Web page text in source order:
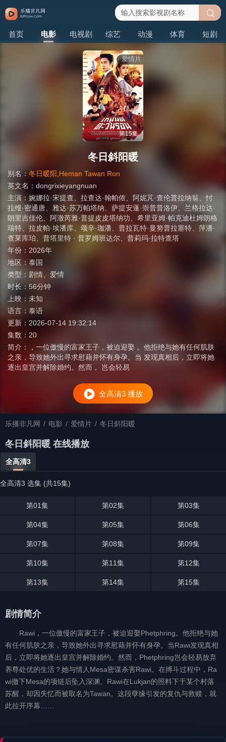
首页 电影 电视剧 综艺 动漫 体育 短剧
搜
爱情片
第15集
冬日斜阳暖
别名： 冬日暖阳,Heman Tawan Ron
英文名： dongrixieyangnuan
主演： 婉娜拉·宋提查 拉查达·翰帕侬 阿妮芃·查伦普拉纳翁 、忖
拉维·密通唐
雅达·苏万帕塔纳 萨提安蓬·崇普普洛伊
兰格拉达·
朗里吉佳伦
阿澈芮雅·普提皮皮塔纳功
希里亚姆·帕克迪杜姆朗格
瑞特
拉皮帕·埃潘库 颂辛·珈潘 普拉瓦特·曼努普拉塞特
萍潘·
查莱库珀
普塔里特 · 普罗姆班达尔
普莉玛·拉特查塔
年份： 2026年
地区： 泰国
类型： 剧情
爱情
时长： 56分钟
上映： 未知
语言： 泰语
更新： 2026-07-14 19:32:14
集数： 20
简介：
，一位傲慢的富家王子，被迫迎娶 。他拒绝与她有任何肌肤
之亲，导致她外出寻求慰藉并怀有身孕。当 发现真相后，立即将她
逐出皇宫并解除婚约。然而， 岂会轻易
全高清3 播放
乐播非凡网 / 电影 / 爱情片 / 冬日斜阳暖
冬日斜阳暖 在线播放
全高清3
全高清3 选集 (共15集)
第01集 第02集 第03集
第04集 第05集 第06集
第07集 第08集 第09集
第10集 第11集 第12集
第13集 第14集 第15集
剧情简介
Rawi，一位傲慢的富家王子，被迫迎娶Phetphring。他拒绝与她
有任何肌肤之亲，导致她外出寻求慰藉并怀有身孕。当Rawi发现真相
后，立即将她逐出皇宫并解除婚约。然而，Phetphring岂会轻易放弃
养尊处优的生活？她与情人Mesa密谋杀害Rawi。在搏斗过程中，Ra
wi撤下Mesa的项链后坠入深渊。Rawi在Lukjan的照料下于某个村落
苏醒，却因失忆而被取名为Tawan。这段孽缘引发的复仇与救赎，就
此拉开序幕……